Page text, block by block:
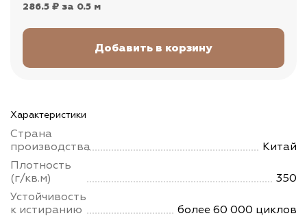
286.5 ₽ за 0.5 м
Характеристики
Страна
производства
Китай
Плотность
(г/кв.м)
350
Устойчивость
к истиранию
более 60 000 циклов